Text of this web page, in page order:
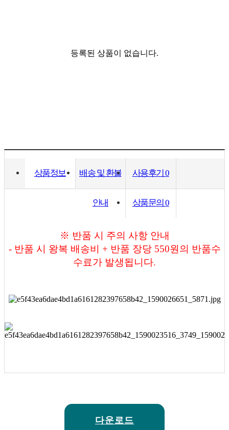
등록된 상품이 없습니다.
상품정보 배송 및 환불
안내
사용후기0
상품문의0
※ 반품 시 주의 사항 안내
- 반품 시 왕복 배송비 + 반품 장당 550원의 반품수
수료가 발생됩니다.
다운로드